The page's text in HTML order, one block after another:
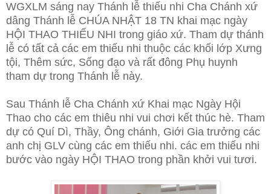
WGXLM sáng nay Thánh lễ thiếu nhi Cha Chánh xứ
dâng Thánh lễ CHÚA NHẬT 18 TN khai mạc ngày
HỘI THAO THIẾU NHI trong giáo xứ. Tham dự thánh
lễ có tất cả các em thiếu nhi thuộc các khối lớp Xưng
tội, Thêm sức, Sống đạo và rất đông Phụ huynh
tham dự trong Thánh lễ này.
Sau Thánh lễ Cha Chánh xứ Khai mạc Ngày Hội
Thao cho các em thiêu nhi vui chơi kết thúc hè. Tham
dự có Quí Dì, Thầy, Ông chánh, Giới Gia trưởng các
anh chị GLV cùng các em thiếu nhi. các em thiếu nhi
bước vào ngày HỘI THAO trong phần khởi vui tươi.